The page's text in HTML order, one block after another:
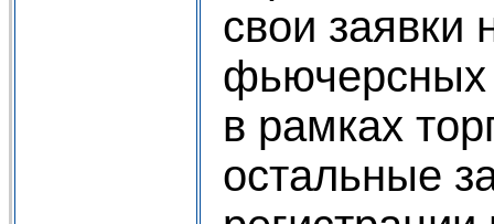
свои заявки
фьючерсных
в pамкax
остальные